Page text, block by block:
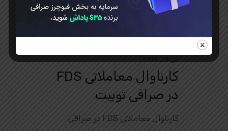
کارناوال معاملاتی FDS
در صرافی توبیت
کارناوال معاملاتی FDS در صرافی